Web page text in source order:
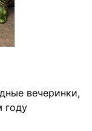
вечеринки,
году